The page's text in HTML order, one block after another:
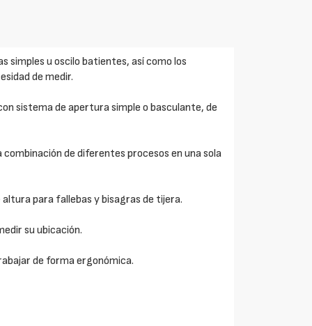
simples u oscilo batientes, así como los
de medir.
sistema de apertura simple o basculante, de
de diferentes procesos en una sola
para fallebas y bisagras de tijera.
su ubicación.
de forma ergonómica.